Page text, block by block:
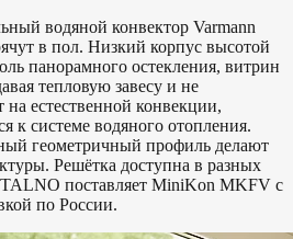
водяной конвектор Varmann
в пол. Низкий корпус высотой
панорамного остекления, витрин
тепловую завесу и не
на естественной конвекции,
к системе водяного отопления.
геометричный профиль делают
Решётка доступна в разных
поставляет MiniKon MKFV с
по России.